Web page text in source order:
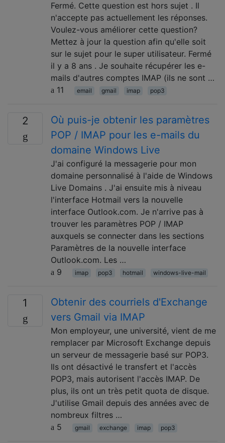
Fermé. Cette question est hors sujet . Il
n'accepte pas actuellement les réponses.
Voulez-vous améliorer cette question?
Mettez à jour la question afin qu'elle soit
sur le sujet pour le super utilisateur. Fermé
il y a 8 ans . Je souhaite récupérer les e-
mails d'autres comptes IMAP (ils ne sont …
11
email gmail imap pop3
2
Où puis-je obtenir les paramètres
POP / IMAP pour les e-mails du
domaine Windows Live
J'ai configuré la messagerie pour mon
domaine personnalisé à l'aide de Windows
Live Domains . J'ai ensuite mis à niveau
l'interface Hotmail vers la nouvelle
interface Outlook.com. Je n'arrive pas à
trouver les paramètres POP / IMAP
auxquels se connecter dans les sections
Paramètres de la nouvelle interface
Outlook.com. Les …
9
imap pop3 hotmail windows-live-mail
1
Obtenir des courriels d'Exchange
vers Gmail via IMAP
Mon employeur, une université, vient de me
remplacer par Microsoft Exchange depuis
un serveur de messagerie basé sur POP3.
Ils ont désactivé le transfert et l'accès
POP3, mais autorisent l'accès IMAP. De
plus, ils ont un très petit quota de disque.
J'utilise Gmail depuis des années avec de
nombreux filtres …
5
gmail exchange imap pop3